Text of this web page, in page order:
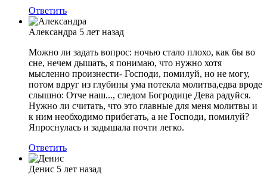
Ответить
Александра 5 лет назад
Можно ли задать вопрос: ночью стало плохо, как бы во
сне, нечем дышать, я понимаю, что нужно хотя
мысленно произнести- Господи, помилуй, но не могу,
потом вдруг из глубины ума потекла молитва,едва вроде
слышно: Отче наш..., следом Богродице Дева радуйся.
Нужно ли считать, что это главные для меня молитвы и
к ним необходимо прибегать, а не Господи, помилуй?
Япроснулась и задышала почти легко.
Ответить
Денис 5 лет назад